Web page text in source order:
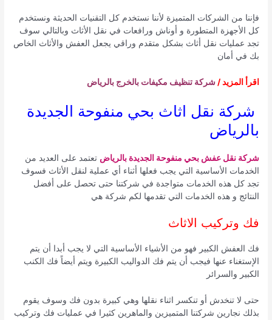
فإننا من الشركات المتميزة لأننا نستخدم كل التقنيات الحديثة ونستخدم
كل الأجهزة المتطورة و أوناش ورافعات في نقل الأثاث وبالتالي سوف
تجد عمليات نقل أثاث بشكل متقدم وراقي يجعل العفش والأثاث الخاص
بك في أمان
اقرأ المزيد /شركة تنظيف مكيفات بالخرج بالرياض
شركة نقل اثاث بحي منفوحة الجديدة
بالرياض
شركة نقل عفش بحي منفوحة الجديدة بالرياض تعتمد على العديد من
الخدمات الأساسية التي يجب فعلها أثناء أي عملية لنقل الأثاث فسوف
تجد كل هذه الخدمات متواجدة في شركتنا حتى تحصل على أفضل
النتائج و هذه الخدمات التي تقدمها لكم شركة هي
فك وتركيب الاثاث
فك العفش الكبير فهو من الأشياء الأساسية التي لا يجب أبدا أن يتم
الإستغناء عنها فيجب أن يتم فك الدواليب الكبيرة ويتم أيضاً فك الكنب
الكبير والسرائر
حتى لا تنخدش أو تنكسر اثناء نقلها وهي كبيرة بدون فك وسوف يقوم
بذلك نجارين شركتنا المتميزين والماهرين كثيرا في عمليات فك وتركيب